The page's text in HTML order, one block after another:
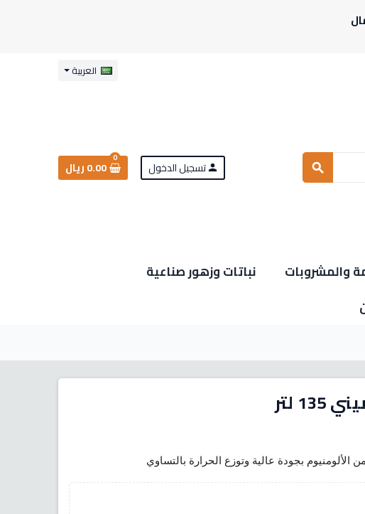
العربية
search
person تسجيل الدخول
0
0.00 ريال
والمشروبات
نباتات وزهور صناعية
لتر
بجودة عالية وتوزع الحرارة بالتساوي